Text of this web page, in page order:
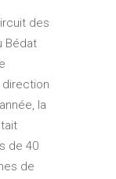
des
Bédat
la
de 40
de